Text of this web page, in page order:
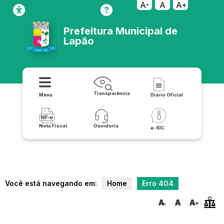
transparencia/lrf_lei_de_responsabilidade_fiscal/fotos
A- A A+
Prefeitura Municipal de
Lapão
Menu Transparência Diário Oficial
Nota Fiscal Ouvidoria e-SIC
Você está navegando em: Home Erro 404